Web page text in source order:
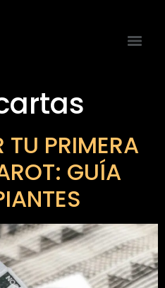
TU PRIMERA
GUÍA